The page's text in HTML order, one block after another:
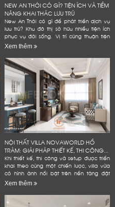
NEW AN THỚI CÓ GÌ? TIỆN ÍCH VÀ TIỀM
NĂNG KHAI THÁC LƯU TRÚ
New An Thới có gì để phát triển dịch vụ
lưu trú? Khu đô thị sở hữu nhiều tiện ích
phục vụ đời sống. Vị trí cũng thuận tiện
kết nối các điểm đến tại Nam đảo. Đây
là...
Xem thêm
NỘI THẤT VILLA NOVAWORLD HỒ
TRÀM: GIẢI PHÁP THIẾT KẾ, THI CÔNG...
Khi thiết kế, thi công và setup được triển
khai theo cùng một chiến lược, villa vừa
có hình ảnh nổi bật trên nền tảng đặt
phòng, vừa bền hơn trong quá trình vận
Xem thêm